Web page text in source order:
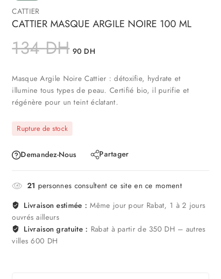
CATTIER
CATTIER MASQUE ARGILE NOIRE 100 ML
134DH 90 DH
Masque Argile Noire Cattier : détoxifie, hydrate et
illumine tous types de peau. Certifié bio, il purifie et
régénère pour un teint éclatant.
Rupture de stock
Demandez-Nous Partager
21 personnes consultent ce site en ce moment
Livraison estimée : Même jour pour Rabat, 1 à 2 jours
ouvrés ailleurs
Livraison gratuite : Rabat à partir de 350 DH – autres
villes 600 DH